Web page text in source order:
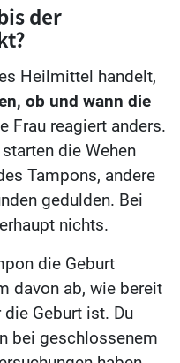
der
Heilmittel handelt,
ob und wann die
Frau reagiert anders.
die Wehen
Tampons, andere
gedulden. Bei
nichts.
die Geburt
davon ab, wie bereit
Geburt ist. Du
bei geschlossenem